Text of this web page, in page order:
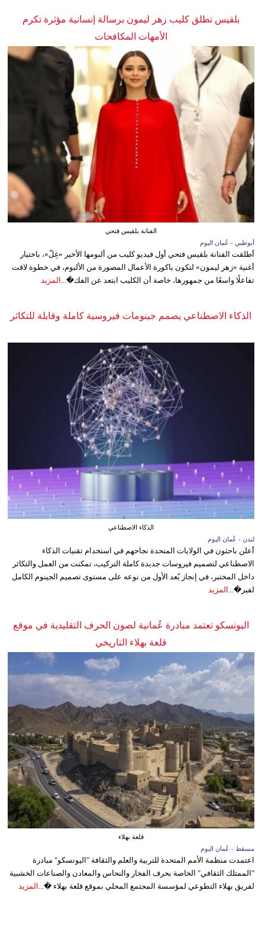
بلقيس تطلق كليب زهر ليمون برسالة إنسانية مؤثرة تكرم
الأمهات المكافحات
الفنانة بلقيس فتحي
أبوظبي - عُمان اليوم
أطلقت الفنانة بلقيس فتحي أول فيديو كليب من ألبومها الأخير «غِلّ»، باختيار
أغنية «زهر ليمون» لتكون باكورة الأعمال المصورة من الألبوم، في خطوة لاقت
تفاعلًا واسعًا من جمهورها، خاصة أن الكليب ابتعد عن الفك�... المزيد
الذكاء الاصطناعي يصمم جينومات فيروسية كاملة وقابلة للتكاثر
الذكاء الاصطناعي
لندن - عُمان اليوم
أعلن باحثون في الولايات المتحدة نجاحهم في استخدام تقنيات الذكاء
الاصطناعي لتصميم فيروسات جديدة كاملة التركيب، تمكنت من العمل والتكاثر
داخل المختبر، في إنجاز يُعد الأول من نوعه على مستوى تصميم الجينوم الكامل
لفير�...
المزيد
اليونسكو تعتمد مبادرة عُمانية لصون الحرف التقليدية في موقع
قلعة بهلاء التاريخي
قلعة بهلاء
مسقط - عُمان اليوم
اعتمدت منظمة الأمم المتحدة للتربية والعلم والثقافة "اليونسكو" مبادرة
"الممتلك الثقافي" الخاصة بحرف الفخار والنحاس والمعادن والصناعات الخشبية
لفريق بهلاء التطوعي لمؤسسة المجتمع المحلي بموقع قلعة بهلاء �... المزيد